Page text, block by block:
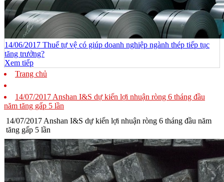
14/06/2017 Thuế tự vệ có giúp doanh nghiệp ngành thép tiếp tục
tăng trưởng?
Xem tiếp
Trang chủ
14/07/2017 Anshan I&S dự kiến lợi nhuận ròng 6 tháng đầu
năm tăng gấp 5 lần
14/07/2017 Anshan I&S dự kiến lợi nhuận ròng 6 tháng đầu năm
tăng gấp 5 lần